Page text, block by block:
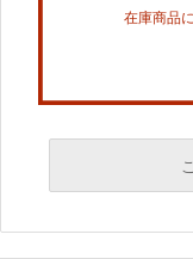
在庫商品